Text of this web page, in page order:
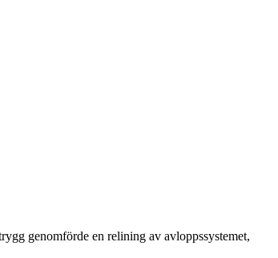
genomförde en relining av avloppssystemet,